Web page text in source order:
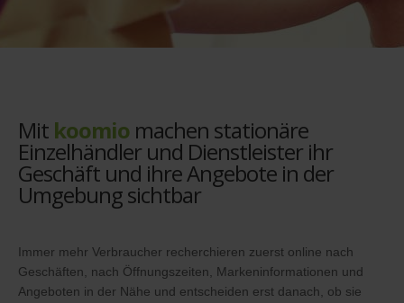
Mit koomio machen stationäre
Einzelhändler und Dienstleister ihr
Geschäft und ihre Angebote in der
Umgebung sichtbar
Immer mehr Verbraucher recherchieren zuerst online nach
Geschäften, nach Öffnungszeiten, Markeninformationen und
Angeboten in der Nähe und entscheiden erst danach, ob sie